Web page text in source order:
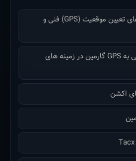
واردات و تامین سیستم های تعیین موقعیت (GPS) فنی و
ساعت های هوشمند متکی به GPS گارمین در زمینه های
اکشن